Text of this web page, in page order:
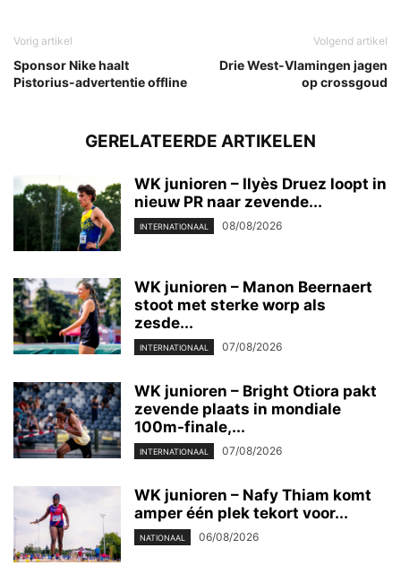
Vorig artikel
Sponsor Nike haalt
Pistorius-advertentie offline
Volgend artikel
Drie West-Vlamingen jagen
op crossgoud
GERELATEERDE ARTIKELEN
WK junioren – Ilyès Druez loopt in
nieuw PR naar zevende...
INTERNATIONAAL 08/08/2026
WK junioren – Manon Beernaert
stoot met sterke worp als
zesde...
INTERNATIONAAL 07/08/2026
WK junioren – Bright Otiora pakt
zevende plaats in mondiale
100m-finale,...
INTERNATIONAAL 07/08/2026
WK junioren – Nafy Thiam komt
amper één plek tekort voor...
NATIONAAL 06/08/2026